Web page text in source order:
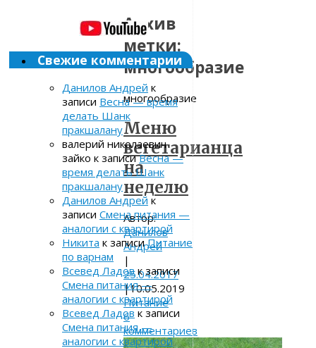
Архив
метки:
многообразие
многообразие
Меню
вегетарианца
на
неделю
Автор:
Данилов
Андрей
|
25.04.2017
|10.05.2019
Питание
6
комментариев
Свежие комментарии
Данилов Андрей к
записи Весна — время
делать Шанк
пракшалану
валерий николаевич
зайко к записиВесна —
время делать Шанк
пракшалану
Данилов Андрей к
записи Смена питания —
аналогии с квартирой
Никита к записиПитание
по варнам
Всевед Ладовк записи
Смена питания —
аналогии с квартирой
Всевед Ладов к записи
Смена питания —
аналогии с квартирой